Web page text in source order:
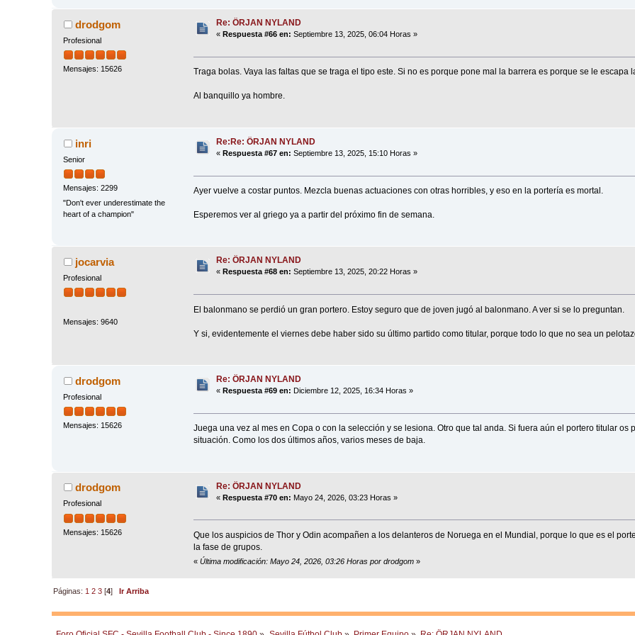
drodgom
Profesional
Mensajes: 15626
Re: ÖRJAN NYLAND
«Respuesta #66 en: Septiembre 13, 2025, 06:04 Horas »
Traga bolas. Vaya las faltas que se traga el tipo este. Si no es porque pone mal la barrera es porque se le escapa
Al banquillo ya hombre.
inri
Senior
Mensajes: 2299
"Don't ever underestimate the
heart of a champion"
Re:Re: ÖRJAN NYLAND
«Respuesta #67 en: Septiembre 13, 2025, 15:10 Horas »
Ayer vuelve a costar puntos. Mezcla buenas actuaciones con otras horribles, y eso en la portería es mortal.
Esperemos ver al griego ya a partir del próximo fin de semana.
jocarvia
Profesional
Mensajes: 9640
Re: ÖRJAN NYLAND
« Respuesta #68 en: Septiembre 13, 2025, 20:22 Horas »
El balonmano se perdió un gran portero. Estoy seguro que de joven jugó al balonmano. A ver si se lo preguntan.
Y si, evidentemente el viernes debe haber sido su último partido como titular, porque todo lo que no sea un
drodgom
Profesional
Mensajes: 15626
Re: ÖRJAN NYLAND
«Respuesta #69 en: Diciembre 12, 2025, 16:34 Horas »
Juega una vez al mes en Copa o con la selección y se lesiona. Otro que tal anda. Si fuera aún el portero titular os
situación. Como los dos últimos años, varios meses de baja.
drodgom
Profesional
Mensajes: 15626
Re: ÖRJAN NYLAND
«Respuesta #70 en: Mayo 24, 2026, 03:23 Horas »
Que los auspicios de Thor y Odin acompañen a los delanteros de Noruega en el Mundial, porque lo que es el
la fase de grupos.
« Última modificación: Mayo 24, 2026, 03:26 Horas por drodgom»
Páginas: 1 2 3 [4]Ir Arriba